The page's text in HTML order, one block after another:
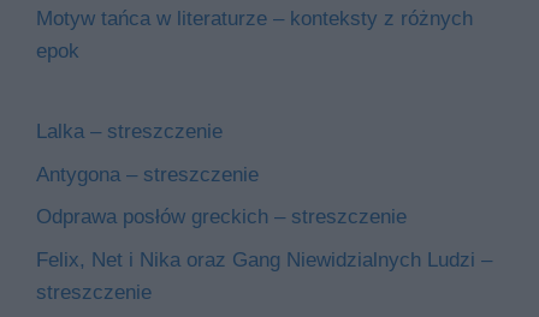
Motyw tańca w literaturze – konteksty z różnych
epok
Lalka – streszczenie
Antygona – streszczenie
Odprawa posłów greckich – streszczenie
Felix, Net i Nika oraz Gang Niewidzialnych Ludzi –
streszczenie